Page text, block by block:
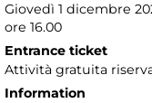
Giovedì 1 dicembre
ore 16.00
Entrance ticket
Attività gratuita
Information